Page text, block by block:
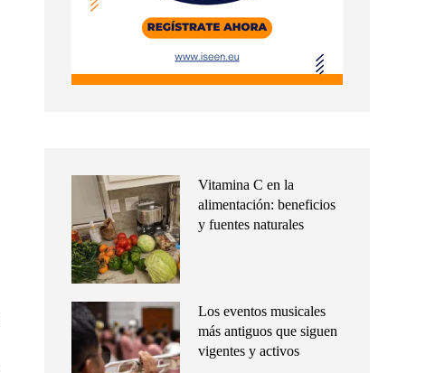
Vitamina C en la
alimentación: beneficios
y fuentes naturales
Los eventos musicales
más antiguos que siguen
vigentes y activos